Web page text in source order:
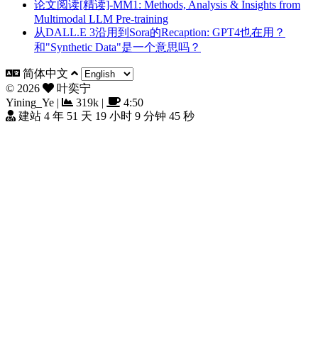
论文阅读[精读]-MM1: Methods, Analysis & Insights from
Multimodal LLM Pre-training
从DALL.E 3沿用到Sora的Recaption: GPT4也在用？
和"Synthetic Data"是一个意思吗？
简体中文
© 2026
叶奕宁
Yining_Ye | 319k |
4:50
建站 4 年 51 天 19 小时 9 分钟 47 秒